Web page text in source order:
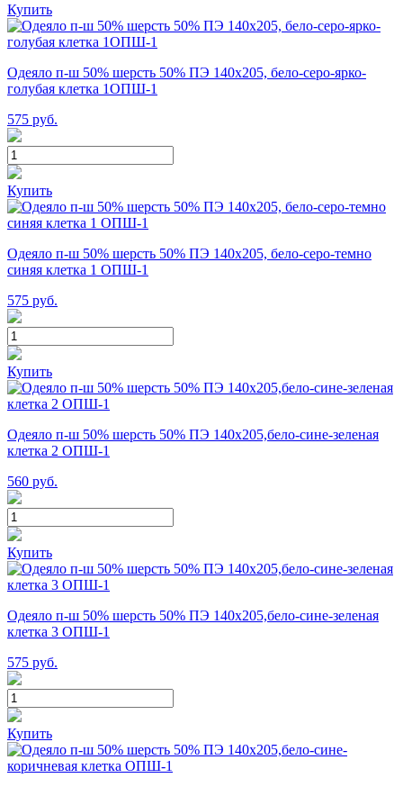
Купить
Одеяло п-ш 50% шерсть 50% ПЭ 140х205, бело-серо-ярко-
голубая клетка 1ОПШ-1
575 руб.
Купить
Одеяло п-ш 50% шерсть 50% ПЭ 140х205, бело-серо-темно
синяя клетка 1 ОПШ-1
575 руб.
Купить
Одеяло п-ш 50% шерсть 50% ПЭ 140х205,бело-сине-зеленая
клетка 2 ОПШ-1
560 руб.
Купить
Одеяло п-ш 50% шерсть 50% ПЭ 140х205,бело-сине-зеленая
клетка 3 ОПШ-1
575 руб.
Купить